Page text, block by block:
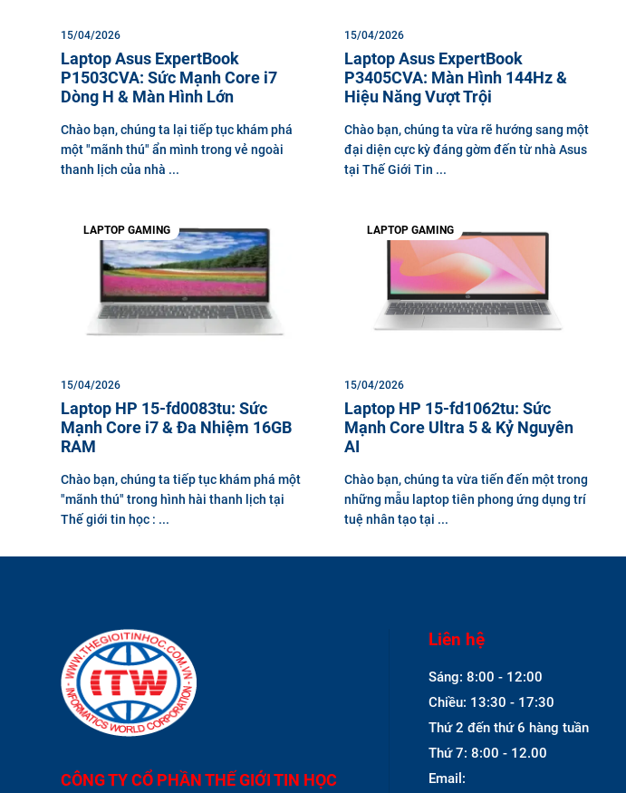
15/04/2026
Laptop Asus ExpertBook
P1503CVA: Sức Mạnh Core i7
Dòng H & Màn Hình Lớn
Chào bạn, chúng ta lại tiếp tục khám phá
một "mãnh thú" ẩn mình trong vẻ ngoài
thanh lịch của nhà ...
15/04/2026
Laptop Asus ExpertBook
P3405CVA: Màn Hình 144Hz &
Hiệu Năng Vượt Trội
Chào bạn, chúng ta vừa rẽ hướng sang một
đại diện cực kỳ đáng gờm đến từ nhà Asus
tại Thế Giới Tin ...
LAPTOP GAMING
15/04/2026
Laptop HP 15-fd0083tu: Sức
Mạnh Core i7 & Đa Nhiệm 16GB
RAM
Chào bạn, chúng ta tiếp tục khám phá một
"mãnh thú" trong hình hài thanh lịch tại
Thế giới tin học : ...
LAPTOP GAMING
15/04/2026
Laptop HP 15-fd1062tu: Sức
Mạnh Core Ultra 5 & Kỷ Nguyên
AI
Chào bạn, chúng ta vừa tiến đến một trong
những mẫu laptop tiên phong ứng dụng trí
tuệ nhân tạo tại ...
CÔNG TY CỔ PHẦN THẾ GIỚI TIN HỌC
Liên hệ
Sáng: 8:00 - 12:00
Chiều: 13:30 - 17:30
Thứ 2 đến thứ 6 hàng tuần
Thứ 7: 8:00 - 12.00
Email: